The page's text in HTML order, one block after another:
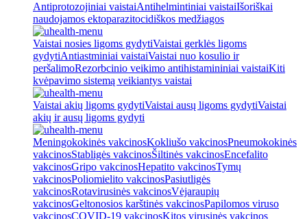
Antiprotozojiniai vaistaiAntihelmintiniai vaistaiIšoriškai
naudojamos ektoparazitocidiškos medžiagos
Vaistai nosies ligoms gydytiVaistai gerklės ligoms
gydytiAntiastminiai vaistaiVaistai nuo kosulio ir
peršalimoRezorbcinio veikimo antihistamininiai vaistaiKiti
kvėpavimo sistemą veikiantys vaistai
Vaistai akių ligoms gydytiVaistai ausų ligoms gydytiVaistai
akių ir ausų ligoms gydyti
Meningokokinės vakcinosKokliušo vakcinosPneumokokinės
vakcinosStabligės vakcinosŠiltinės vakcinosEncefalito
vakcinosGripo vakcinosHepatito vakcinosTymų
vakcinosPoliomielito vakcinosPasiutligės
vakcinosRotavirusinės vakcinosVėjaraupių
vakcinosGeltonosios karštinės vakcinosPapilomos viruso
vakcinosCOVID-19 vakcinosKitos virusinės vakcinos